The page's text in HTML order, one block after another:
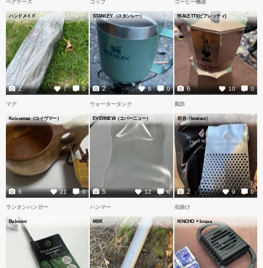
ペグケース
ハンドメイド
7 0
2
コップ
STANLEY（スタンレー）
9 0
2
コーヒー機器
BIALETTI(ビアレッティ)
10 0
6
マグ
Koivumaa（コイヴマー）
21 0
6
ウォータータンク
EVERNEW（エバーニュー）
12 0
5
風防
岩谷（Iwatani）
9 0
2
ランタンハンガー
Belmont
ハンマー
MSR
虫除け
KINCHO × braaa